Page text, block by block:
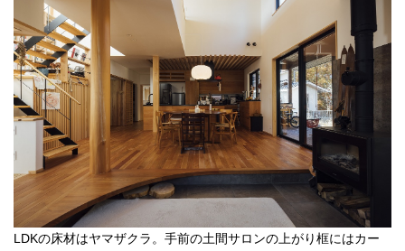
LDKの床材はヤマザクラ。手前の土間サロンの上がり框にはカー